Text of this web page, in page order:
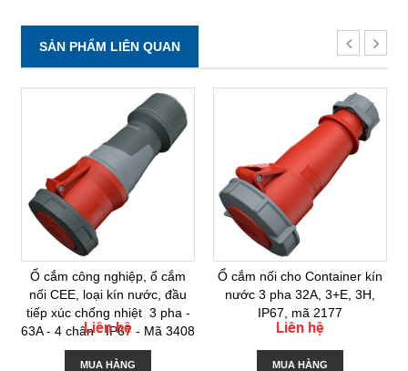
SẢN PHẨM LIÊN QUAN
Ổ cắm công nghiệp, ổ cắm
nối CEE, loại kín nước, đầu
tiếp xúc chống nhiệt 3 pha -
63A - 4 chân - IP67 - Mã 3408
Liên hệ
MUA HÀNG
Ổ cắm nối cho Container kín
nước 3 pha 32A, 3+E, 3H,
IP67, mã 2177
Liên hệ
MUA HÀNG